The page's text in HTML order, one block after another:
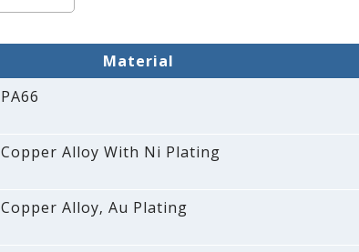
Material
PA66
Copper Alloy With Ni Plating
Copper Alloy‚ Au Plating